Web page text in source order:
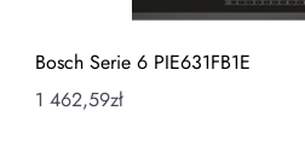
Bosch Serie 6 PIE631FB1E
1 462,59zł